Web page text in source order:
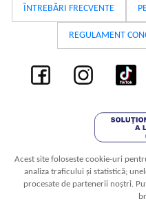
ÎNTREBĂRI FRECVENTE
REGULAMENT
Acest site foloseste cookie-uri
analiza traficului și statistică;
procesate de partenerii noștri.